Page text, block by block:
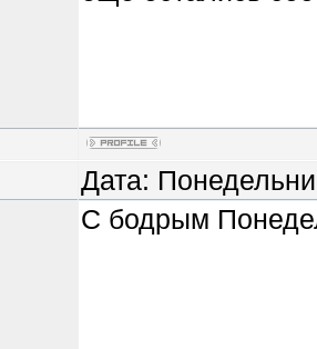
Дата:
С бодрым